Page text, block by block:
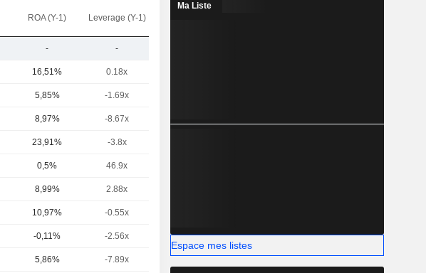
ROA (Y-1) Leverage (Y-1)
- -
16,51% 0.18x
5,85% -1.69x
8,97% -8.67x
23,91% -3.8x
0,5% 46.9x
8,99% 2.88x
10,97% -0.55x
-0,11% -2.56x
5,86% -7.89x
Ma Liste
Espace mes listes